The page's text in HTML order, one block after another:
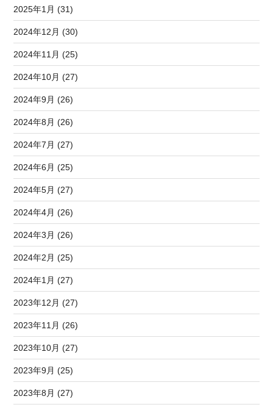
2025年1月 (31)
2024年12月 (30)
2024年11月 (25)
2024年10月 (27)
2024年9月 (26)
2024年8月 (26)
2024年7月 (27)
2024年6月 (25)
2024年5月 (27)
2024年4月 (26)
2024年3月 (26)
2024年2月 (25)
2024年1月 (27)
2023年12月 (27)
2023年11月 (26)
2023年10月 (27)
2023年9月 (25)
2023年8月 (27)